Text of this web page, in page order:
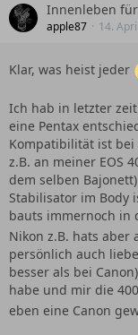
Innenleben
apple87 14.
Klar, was heist jeder
Ich hab in letzter
eine Pentax
Kompatibilität ist bei
z.B. an meiner EOS
dem selben Bajonett)
Stabilisator im Body
bauts immernoch in
Nikon z.B. hats
persönlich auch
besser als bei
habe und mir die
eben eine Canon